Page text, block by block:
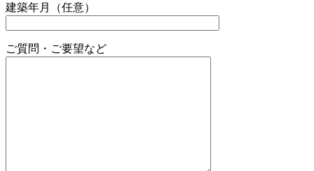
建築年月（任意）
ご質問・ご要望など